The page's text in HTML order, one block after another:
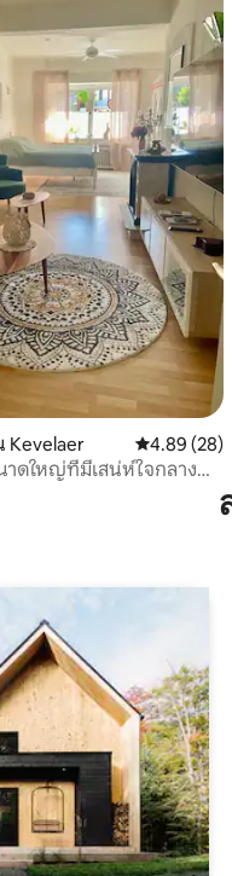
คะแนนเฉลี่ย
4.89 (28)
ดใหญ่ที่มีเสน่ห์ใจกลาง